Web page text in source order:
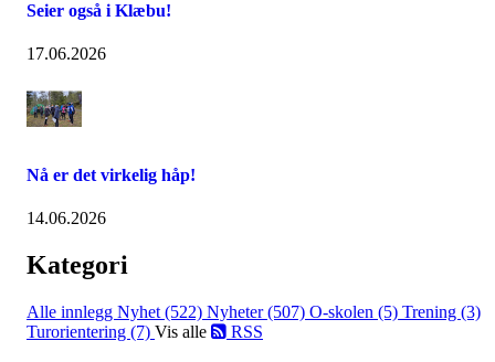
Seier også i Klæbu!
17.06.2026
Nå er det virkelig håp!
14.06.2026
Kategori
Alle innlegg Nyhet (522) Nyheter (507) O-skolen (5) Trening (3)
Turorientering (7) Vis alle RSS